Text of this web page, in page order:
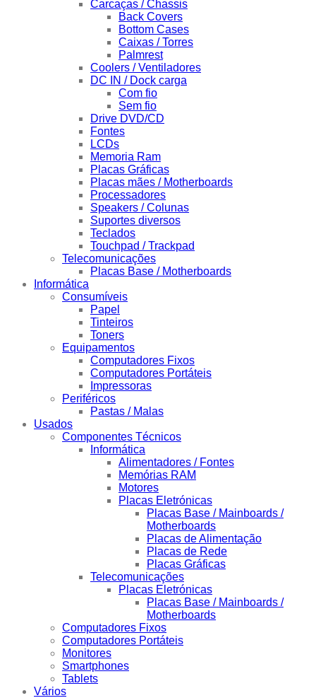
Carcaças / Chassis
Back Covers
Bottom Cases
Caixas / Torres
Palmrest
Coolers / Ventiladores
DC IN / Dock carga
Com fio
Sem fio
Drive DVD/CD
Fontes
LCDs
Memoria Ram
Placas Gráficas
Placas mães / Motherboards
Processadores
Speakers / Colunas
Suportes diversos
Teclados
Touchpad / Trackpad
Telecomunicações
Placas Base / Motherboards
Informática
Consumíveis
Papel
Tinteiros
Toners
Equipamentos
Computadores Fixos
Computadores Portáteis
Impressoras
Periféricos
Pastas / Malas
Usados
Componentes Técnicos
Informática
Alimentadores / Fontes
Memórias RAM
Motores
Placas Eletrónicas
Placas Base / Mainboards /
Motherboards
Placas de Alimentação
Placas de Rede
Placas Gráficas
Telecomunicações
Placas Eletrónicas
Placas Base / Mainboards /
Motherboards
Computadores Fixos
Computadores Portáteis
Monitores
Smartphones
Tablets
Vários